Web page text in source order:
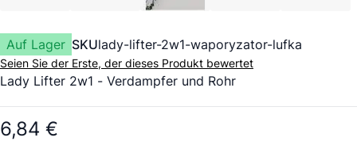
Auf Lager SKUlady-lifter-2w1-waporyzator-lufka
Seien Sie der Erste, der dieses Produkt bewertet
Lady Lifter 2w1 - Verdampfer und Rohr
6,84 €